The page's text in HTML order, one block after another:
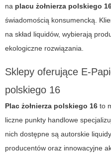
na placu żołnierza polskiego
świadomością konsumencką.
na skład liquidów, wybierają
ekologiczne rozwiązania.
Sklepy oferujące E-
polskiego 16
Plac żołnierza polskiego 16 to
liczne punkty handlowe
nich dostępne są autorskie
producentów oraz innowacyjne